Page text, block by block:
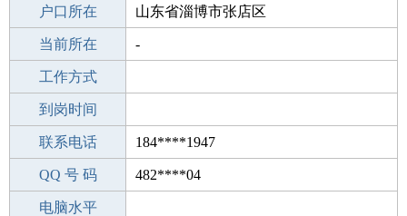
毕业学校 本科
户口所在 山东省淄博市张店区
所学专业 -
当前所在 -
工作经验
工作方式
驾 照
到岗时间
期望月薪
联系电话 184****1947
手机号码 184****1947
QQ 号 码 482****04
微信号码
电脑水平